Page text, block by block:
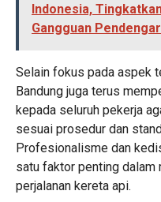
Indonesia,
Gangguan
Selain fokus pada aspek
Bandung juga terus
kepada seluruh pekerja
sesuai prosedur dan
Profesionalisme dan
satu faktor penting dalam
perjalanan kereta api.